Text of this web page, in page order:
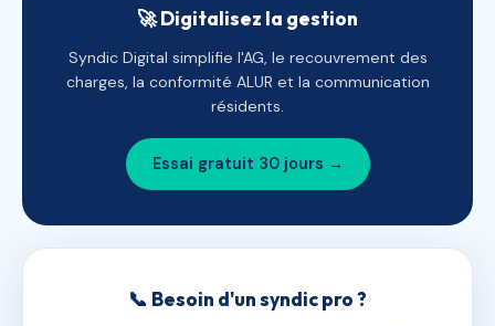
🚀 Digitalisez la gestion
Syndic Digital simplifie l'AG, le recouvrement des
charges, la conformité ALUR et la communication
résidents.
Essai gratuit 30 jours →
📞 Besoin d'un syndic pro ?